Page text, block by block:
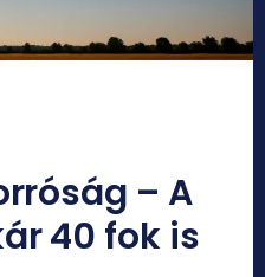
– A
40 fok is